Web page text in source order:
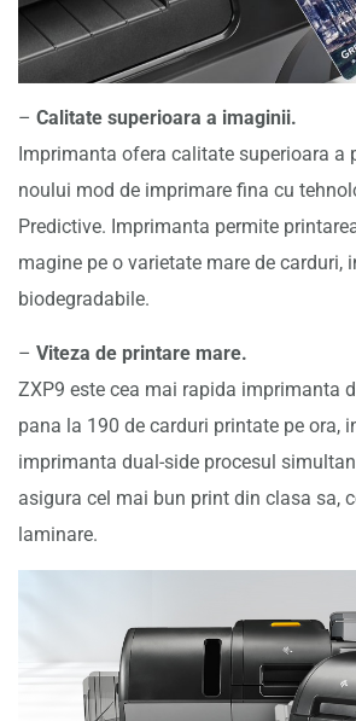
– Calitate superioara a imaginii.
Imprimanta ofera calitate superioara a
noului mod de imprimare fina cu
Predictive. Imprimanta permite
magine pe o varietate mare de carduri,
biodegradabile.
– Viteza de printare mare.
ZXP9 este cea mai rapida imprimanta
pana la 190 de carduri printate pe ora,
imprimanta dual-side procesul
asigura cel mai bun print din clasa sa,
laminare.